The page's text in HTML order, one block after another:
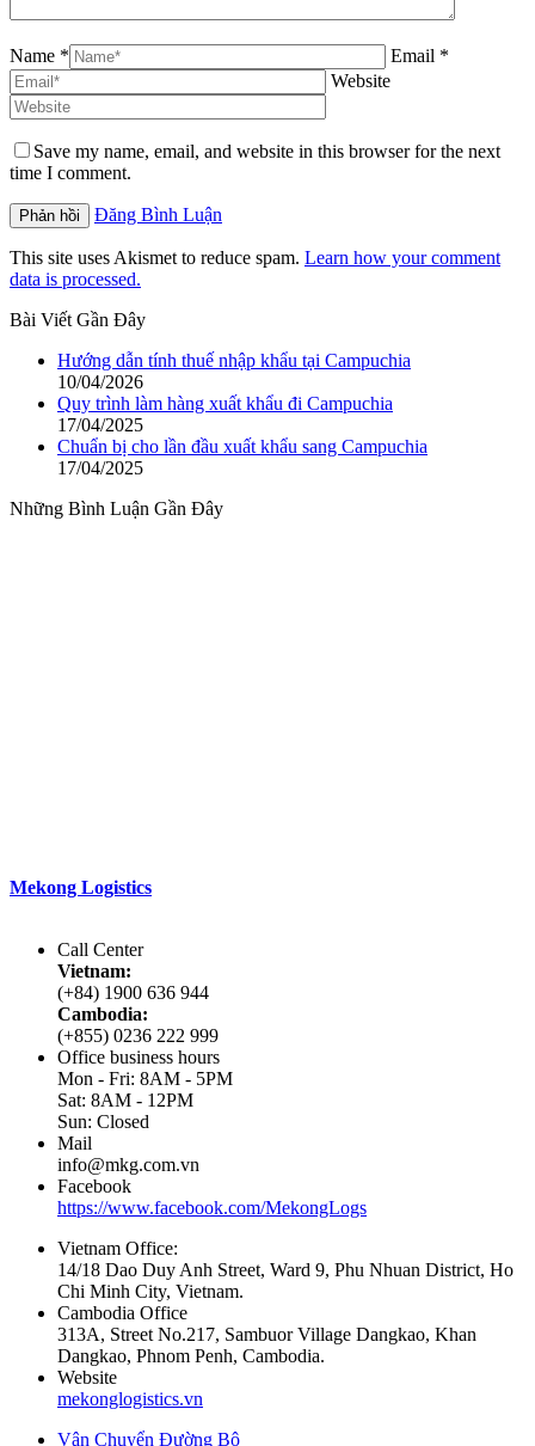
Name *
Email *
Website
Save my name, email, and website in this browser for the next
time I comment.
Đăng Bình Luận
This site uses Akismet to reduce spam. Learn how your comment
data is processed.
Bài Viết Gần Đây
Hướng dẫn tính thuế nhập khẩu tại Campuchia
10/04/2026
Quy trình làm hàng xuất khẩu đi Campuchia
17/04/2025
Chuẩn bị cho lần đầu xuất khẩu sang Campuchia
17/04/2025
Những Bình Luận Gần Đây
Mekong Logistics
Call Center
Vietnam:
(+84) 1900 636 944
Cambodia:
(+855) 0236 222 999
Office business hours
Mon - Fri: 8AM - 5PM
Sat: 8AM - 12PM
Sun: Closed
Mail
info@mkg.com.vn
Facebook
https://www.facebook.com/MekongLogs
Vietnam Office:
14/18 Dao Duy Anh Street, Ward 9, Phu Nhuan District, Ho
Chi Minh City, Vietnam.
Cambodia Office
313A, Street No.217, Sambuor Village Dangkao, Khan
Dangkao, Phnom Penh, Cambodia.
Website
mekonglogistics.vn
Vận Chuyển Đường Bộ